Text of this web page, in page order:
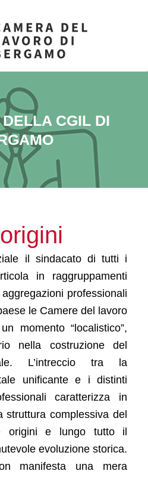
CGIL DI
il sindacato di tutti i
in raggruppamenti
professionali
le Camere del lavoro
momento “localistico”,
nella costruzione del
L’intreccio tra la
unificante e i distinti
caratterizza in
struttura complessiva del
origini e lungo tutto il
evoluzione storica.
manifesta una mera